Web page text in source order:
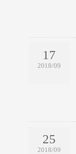
17
2018/09
25
2018/09